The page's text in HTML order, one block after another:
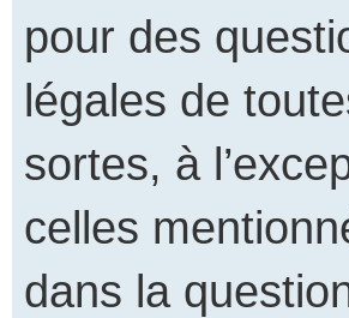
pour des
légales de
sortes, à
celles
dans la